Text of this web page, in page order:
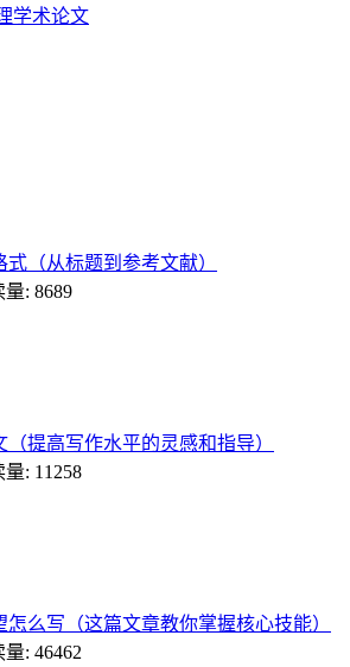
学术论文
（从标题到参考文献）
量: 8689
提高写作水平的灵感和指导）
量: 11258
么写（这篇文章教你掌握核心技能）
量: 46462